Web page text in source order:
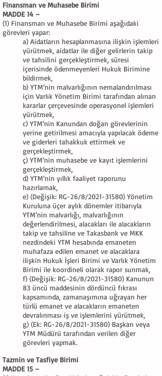
Finansman ve Muhasebe Birimi
MADDE 14 –
(1) Finansman ve Muhasebe Birimi aşağıdaki
görevleri yapar:
a) Aidatların hesaplanmasına ilişkin işlemleri
yürütmek, aidatlar ile diğer gelirlerin takip
ve tahsilini gerçekleştirmek, süresi
içerisinde ödenmeyenleri Hukuk Birimine
bildirmek,
b) YTM’nin malvarlığının nemalandırılması
için Varlık Yönetim Birimi tarafından alınan
kararlar çerçevesinde operasyonel işlemleri
yürütmek,
c) YTM’nin Kanundan doğan görevlerinin
yerine getirilmesi amacıyla yapılacak ödeme
ve giderleri tahakkuk ettirmek ve
gerçekleştirmek,
ç) YTM’nin muhasebe ve kayıt işlemlerini
gerçekleştirmek,
d) YTM’nin yıllık faaliyet raporunu
hazırlamak,
e) (Değişik: RG-26/8/2021-31580) Yönetim
Kuruluna üçer aylık dönemler itibarıyla
YTM’nin malvarlığı, malvarlığının
değerlendirilmesi, alacakları ile alacakların
takip ve tahsiline ve Takasbank ve MKK
nezdindeki YTM hesabında emaneten
muhafaza edilen emanet ve alacaklara
ilişkin Hukuk İşleri Birimi ve Varlık Yönetim
Birimi ile koordineli olarak rapor sunmak,
f) (Değişik: RG-26/8/2021-31580) Kanunun
83 üncü maddesinin dördüncü fıkrası
kapsamında, zamanaşımına uğrayan her
türlü emanet ve alacakların emaneten
devralınması iş ve işlemlerini yürütmek,
g) (Ek: RG-26/8/2021-31580) Başkan veya
YTM Müdürü tarafından verilen diğer
görevleri yapmak.
Tazmin ve Tasfiye Birimi
MADDE 15 –